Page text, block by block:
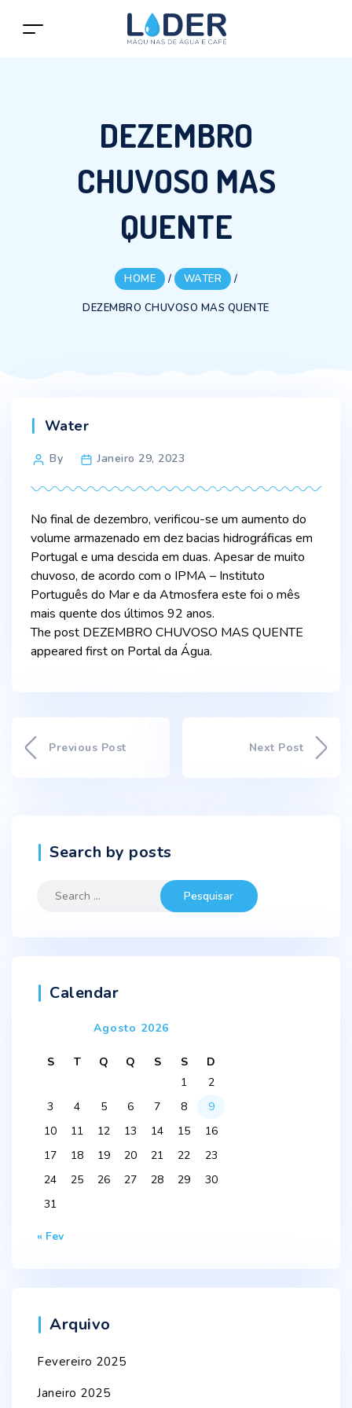
DEZEMBRO
CHUVOSO MAS
QUENTE
HOME / WATER /
DEZEMBRO CHUVOSO MAS QUENTE
Categories
Water
PostBy Janeiro 29, 2023
No final de dezembro, verificou-se um aumento do
volume armazenado em dez bacias hidrográficas em
Portugal e uma descida em duas. Apesar de muito
chuvoso, de acordo com o IPMA – Instituto
Português do Mar e da Atmosfera este foi o mês
mais quente dos últimos 92 anos.
The post DEZEMBRO CHUVOSO MAS QUENTE
appeared first on Portal da Água.
Previous Post Next Post
Search by posts
Search
Calendar
Agosto 2026
S T Q Q S S
D
1
2
3
4 5 6 7 8
9
10
11 12 13 14 15
16
17
18 19 20 21 22
23
24
25 26 27 28 29
30
31
« Fev
Arquivo
Fevereiro 2025
Janeiro 2025